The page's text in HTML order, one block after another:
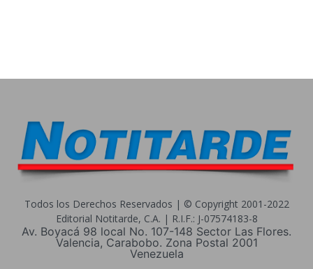
Todos los Derechos Reservados | © Copyright 2001-2022
Editorial Notitarde, C.A. | R.I.F.: J-07574183-8
Av. Boyacá 98 local No. 107-148 Sector Las Flores.
Valencia, Carabobo. Zona Postal 2001
Venezuela